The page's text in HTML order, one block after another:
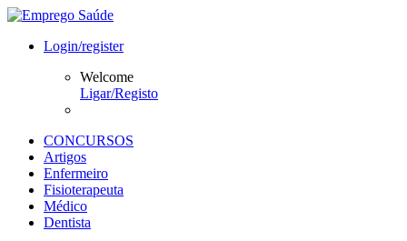
Login/register
Welcome
Ligar/Registo
CONCURSOS
Artigos
Enfermeiro
Fisioterapeuta
Médico
Dentista